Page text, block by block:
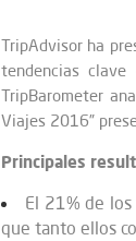
TripAdvisor ha
tendencias
TripBarometer
Viajes 2016”
Principales
El 21% de
que tanto ellos